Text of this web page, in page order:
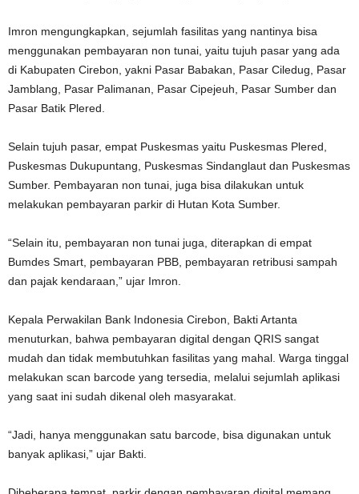
Imron mengungkapkan, sejumlah fasilitas yang nantinya bisa
menggunakan pembayaran non tunai, yaitu tujuh pasar yang ada
di Kabupaten Cirebon, yakni Pasar Babakan, Pasar Ciledug, Pasar
Jamblang, Pasar Palimanan, Pasar Cipejeuh, Pasar Sumber dan
Pasar Batik Plered.
Selain tujuh pasar, empat Puskesmas yaitu Puskesmas Plered,
Puskesmas Dukupuntang, Puskesmas Sindanglaut dan Puskesmas
Sumber. Pembayaran non tunai, juga bisa dilakukan untuk
melakukan pembayaran parkir di Hutan Kota Sumber.
“Selain itu, pembayaran non tunai juga, diterapkan di empat
Bumdes Smart, pembayaran PBB, pembayaran retribusi sampah
dan pajak kendaraan,” ujar Imron.
Kepala Perwakilan Bank Indonesia Cirebon, Bakti Artanta
menuturkan, bahwa pembayaran digital dengan QRIS sangat
mudah dan tidak membutuhkan fasilitas yang mahal. Warga tinggal
melakukan scan barcode yang tersedia, melalui sejumlah aplikasi
yang saat ini sudah dikenal oleh masyarakat.
“Jadi, hanya menggunakan satu barcode, bisa digunakan untuk
banyak aplikasi,” ujar Bakti.